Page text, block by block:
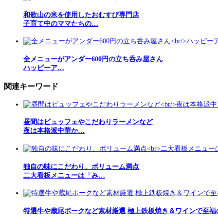
和歌山の米を使用したおむすび専門店
子育て中のママたちの…
全メニューがアンダー600円の立ち呑み屋さん
ハッピーア…
関連キーワード
昼間はビュッフェやこだわりラーメンなど
夜は本格派中華か…
独自の味にこだわり、ボリューム満点
二大看板メニューは「み…
特選牛や蔵尾ポークなど素材厳選 極上鉄板焼き＆ワインで至